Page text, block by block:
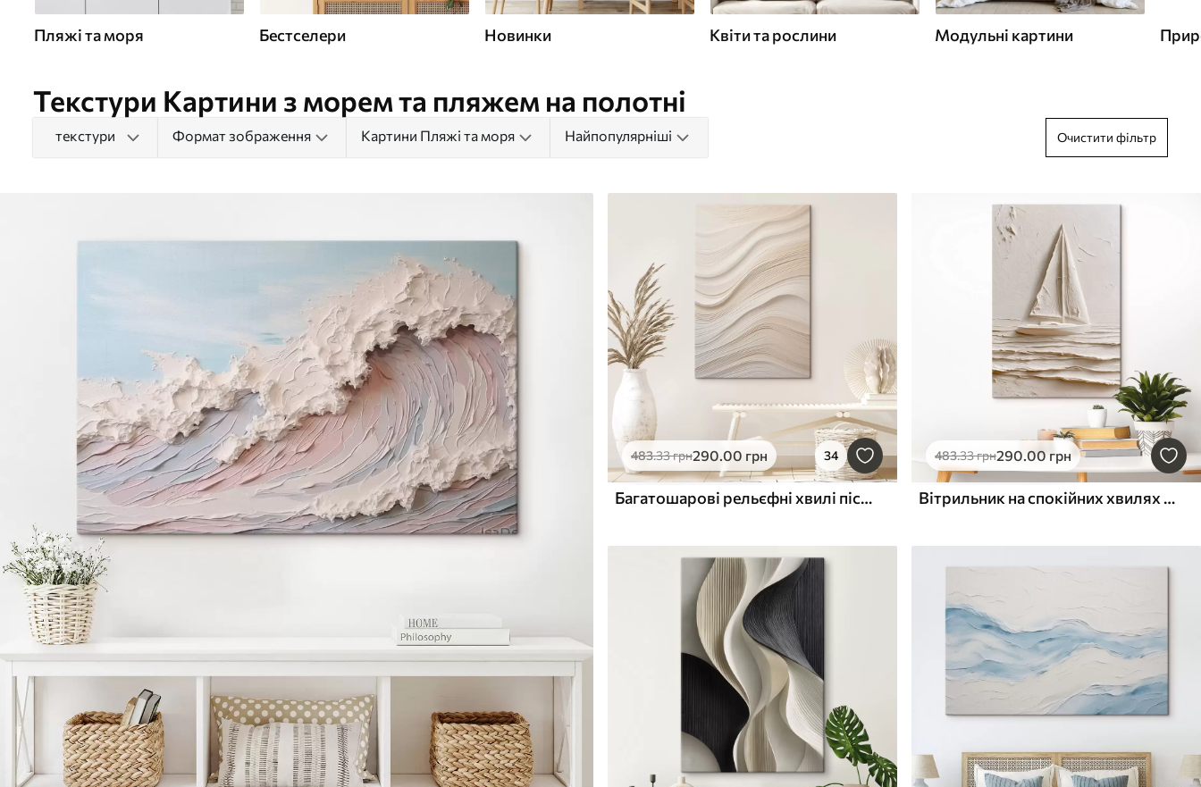
Пляжі та моря Бестселери Новинки Квіти та рослини Модульні картини
Текстури Картини з морем та пляжем на полотні
текстури Формат зображення Картини Пляжі та моря Найпопулярніші Очистити фільтр
483.33грн290.00 грн 34
Багатошарові рельєфні хвилі пісочного відтінку, м'яка текстура
483.33грн290.00грн
Вітрильник на спокійних хвилях з ефектом рельєфу